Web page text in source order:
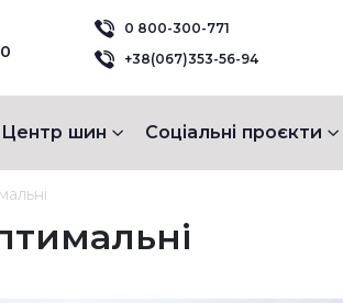
0 800-300-771
+38(067)353-56-94
Центр шин Соціальні проєкти